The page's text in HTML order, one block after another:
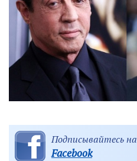
Подписывайтесь на
Facebook